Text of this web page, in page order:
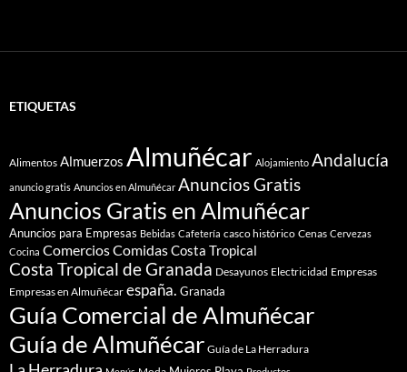
ETIQUETAS
Alimentos Almuerzos Almuñécar Alojamiento Andalucía
anuncio gratis Anuncios en Almuñécar Anuncios Gratis
Anuncios Gratis en Almuñécar
Anuncios para Empresas Bebidas Cafetería casco histórico Cenas Cervezas
Cocina ComerciosComidasCosta Tropical
Costa Tropical de Granada Desayunos Electricidad Empresas
Empresas en Almuñécar españa. Granada
Guía Comercial de Almuñécar
Guía de Almuñécar Guía de La Herradura